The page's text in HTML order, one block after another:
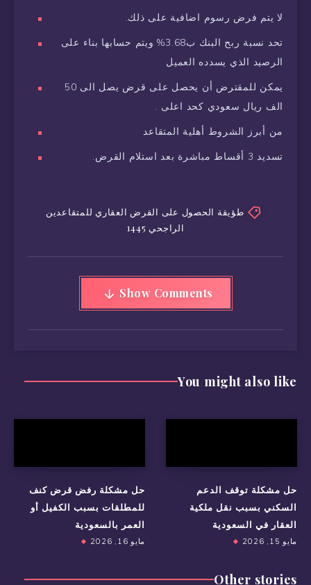
لا يتم فرض رسوم اضافية على ذلك.
تحد نسبة ربح البنك ب3.68% ويتم حسابها بناء على
الرصيد الذي يسدده العميل
يمكن للمقترض أن يحصل على قرض يصل الى 50
الف ريال سعودي كحد اعلى .
من أبرز الشروط أهلية المتقاعد
تسديد 3 أقساط مباشرة بعد استلام القرض.
طؤيقة الحصول على القرض العقاري للمتقاعدين
الراجحي 1445
Show Comments
You might also like
حل مشكلة رفض قرض كنف
للمطلقات بسبب الكفيل أو
العمر بالسعودية
مايو 16, 2026
حل مشكلة توقف الدعم
السكني بسبب نقل ملكية
العقار في السعودية
مايو 15, 2026
Other stories